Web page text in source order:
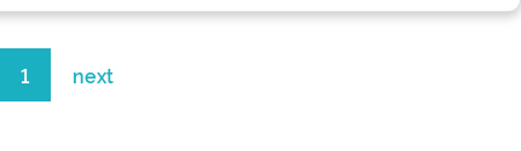
1 next